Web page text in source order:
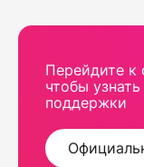
Перейдите к
чтобы
поддержки